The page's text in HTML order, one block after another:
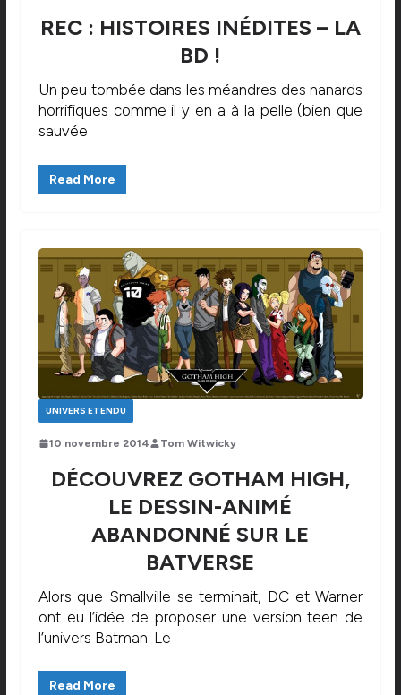
REC : HISTOIRES INÉDITES – LA
BD !
Un peu tombée dans les méandres des nanards
horrifiques comme il y en a à la pelle (bien que
sauvée
Read More
UNIVERS ETENDU
10 novembre 2014 Tom Witwicky
DÉCOUVREZ GOTHAM HIGH,
LE DESSIN-ANIMÉ
ABANDONNÉ SUR LE
BATVERSE
Alors que Smallville se terminait, DC et Warner
ont eu l’idée de proposer une version teen de
l’univers Batman. Le
Read More